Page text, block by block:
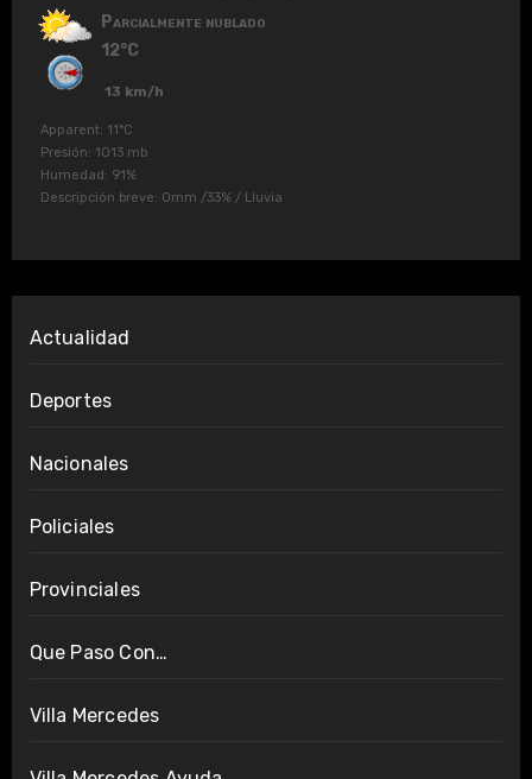
Parcialmente nublado
12°C
13 km/h
Apparent: 11°C
Presión: 1013 mb
Humedad: 91%
Descripción breve: 0mm /33% / Lluvia
Actualidad
Deportes
Nacionales
Policiales
Provinciales
Que Paso Con…
Villa Mercedes